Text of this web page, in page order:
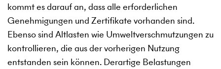
kommt es darauf an, dass alle erforderlichen
Genehmigungen und Zertifikate vorhanden sind.
Ebenso sind Altlasten wie Umweltverschmutzungen zu
kontrollieren, die aus der vorherigen Nutzung
entstanden sein können. Derartige Belastungen